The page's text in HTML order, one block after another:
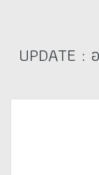
UPDATE